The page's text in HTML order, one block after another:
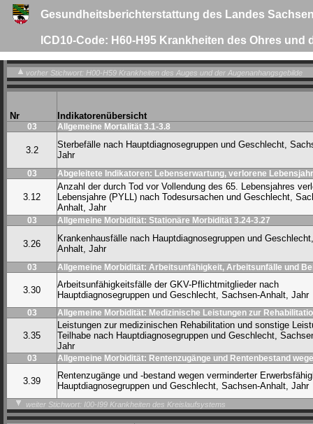
Gesundheitsberichterstattung des Landes
ICD10-Code: H60-H95 Krankheiten des Ohres und
vorher Stichwort: H00-H59 Krankheiten des Auges und der Augenanhangsgebilde
Nr Indikatorenübersicht
03 Allgemeine Mortalität 3.1-3.8
3.2
Sterbefälle nach Hauptdiagnosegruppen und Geschlecht,
Jahr
03 Abgeleitete Indikatoren: Lebenserwartung, verlorene
3.12
Anzahl der durch Tod vor Vollendung des 65. Lebensjahres
Lebensjahre (PYLL) nach Todesursachen und Geschlecht,
Anhalt, Jahr
03 Allgemeine Morbidität: Stationäre Morbidität 3.24-3.27
3.26
Krankenhausfälle nach Hauptdiagnosegruppen und
Anhalt, Jahr
03 Allgemeine Morbidität: Arbeitsunfähigkeit, Arbeitsunfälle und
3.30
Arbeitsunfähigkeitsfälle der GKV-Pflichtmitglieder nach
Hauptdiagnosegruppen und Geschlecht, Sachsen-Anhalt, Jahr
03 Allgemeine Morbidität: Medizinische Leistungen zur
3.35
Leistungen zur medizinischen Rehabilitation und sonstige
Teilhabe nach Hauptdiagnosegruppen und Geschlecht,
Jahr
03 Allgemeine Morbidität: Rentenzugänge und Rentenbestand
3.39
Rentenzugänge und -bestand wegen verminderter
Hauptdiagnosegruppen und Geschlecht, Sachsen-Anhalt, Jahr
weiter Stichwort: I00-I99 Krankheiten des Kreislaufsystems